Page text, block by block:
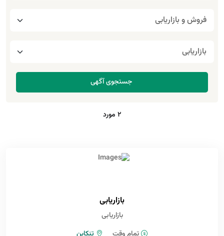
2 مورد
بازاریابی
بازاریابی